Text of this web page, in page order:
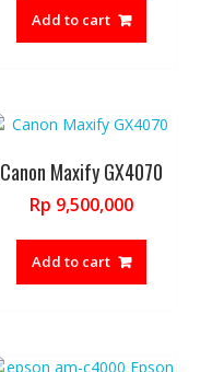
Add to cart
Canon Maxify GX4070
Rp 9,500,000
Add to cart